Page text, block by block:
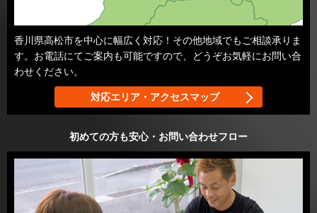
香川県高松市を中心に幅広く対応！その他地域でもご相談承りま
す。お電話にてご案内も可能ですので、どうぞお気軽にお問い合
わせください。
対応エリア・アクセスマップ
初めての方も安心・お問い合わせフロー